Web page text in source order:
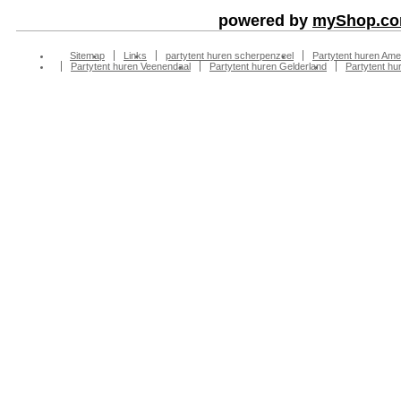
powered by
Sitemap Links partytent huren scherpenzeel
Partytent huren
Partytent huren Veenendaal
Partytent huren Gelderland Partytent